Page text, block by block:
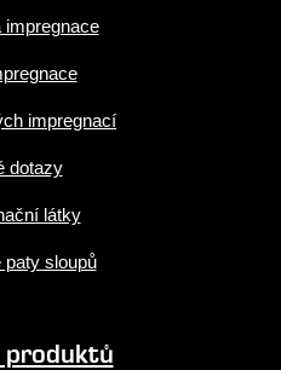
impregnace
impregnací
dotazy
látky
paty sloupů